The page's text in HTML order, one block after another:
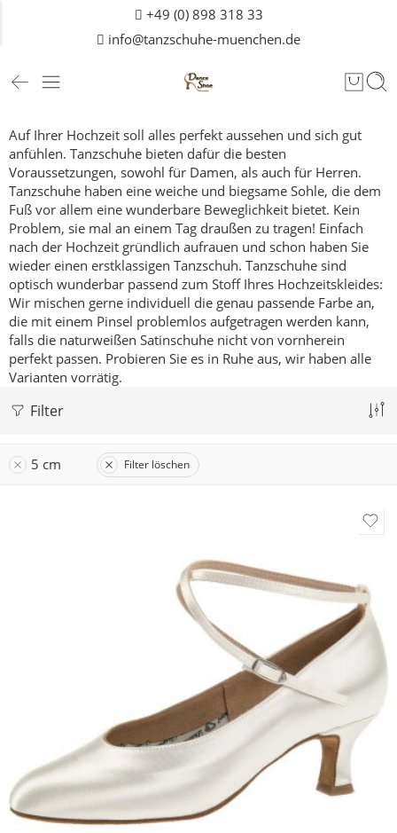
+49 (0) 898 318 33
info@tanzschuhe-muenchen.de
Auf Ihrer Hochzeit soll alles perfekt aussehen und sich gut
anfühlen. Tanzschuhe bieten dafür die besten
Voraussetzungen, sowohl für Damen, als auch für Herren.
Tanzschuhe haben eine weiche und biegsame Sohle, die dem
Fuß vor allem eine wunderbare Beweglichkeit bietet. Kein
Problem, sie mal an einem Tag draußen zu tragen! Einfach
nach der Hochzeit gründlich aufrauen und schon haben Sie
wieder einen erstklassigen Tanzschuh. Tanzschuhe sind
optisch wunderbar passend zum Stoff Ihres Hochzeitskleides:
Wir mischen gerne individuell die genau passende Farbe an,
die mit einem Pinsel problemlos aufgetragen werden kann,
falls die naturweißen Satinschuhe nicht von vornherein
perfekt passen. Probieren Sie es in Ruhe aus, wir haben alle
Varianten vorrätig.
Filter
5 cm Filter löschen